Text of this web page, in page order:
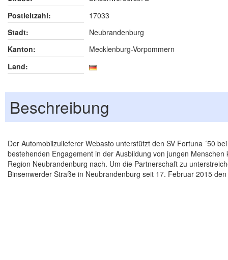
Postleitzahl:
17033
Stadt:
Neubrandenburg
Kanton:
Mecklenburg-Vorpommern
Land:
Beschreibung
Der Automobilzulieferer Webasto unterstützt den SV Fortuna ´50
bestehenden Engagement in der Ausbildung von jungen
Region Neubrandenburg nach. Um die Partnerschaft zu
Binsenwerder Straße in Neubrandenburg seit 17. Februar 2015 den